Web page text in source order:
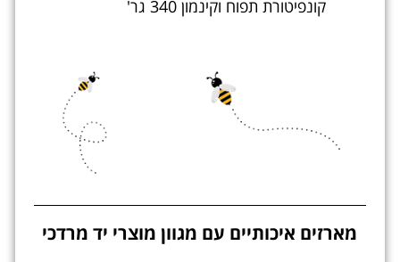
קונפיטורת תפוח וקינמון 340 גר'
מארזים איכותיים עם מגוון מוצרי יד מרדכי